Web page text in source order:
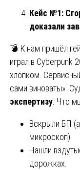
Кейс №1:
доказали
💣 К нам пришёл
играл в Cyberpunk
хлопком.
сами виноваты».
экспертизу . Что
Вскрыли БП
микроскоп).
Нашли
дорожках.